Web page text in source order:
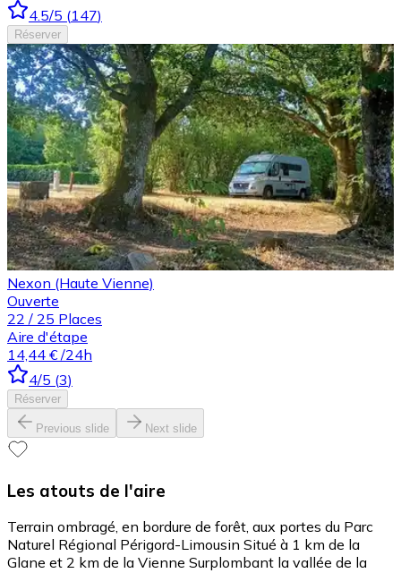
4.5/5 (147)
Réserver
Nexon (Haute Vienne)
Ouverte
22 / 25 Places
Aire d'étape
14,44 € /24h
4/5 (3)
Réserver
Previous slide Next slide
Les atouts de l'aire
Terrain ombragé, en bordure de forêt, aux portes du Parc
Naturel Régional Périgord-Limousin Situé à 1 km de la
Glane et 2 km de la Vienne Surplombant la vallée de la